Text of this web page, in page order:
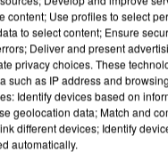
content; Use profiles to select
to select content; Ensure
Deliver and present
privacy choices. These
such as IP address and
Identify devices based on
geolocation data; Match and
different devices; Identify
automatically.